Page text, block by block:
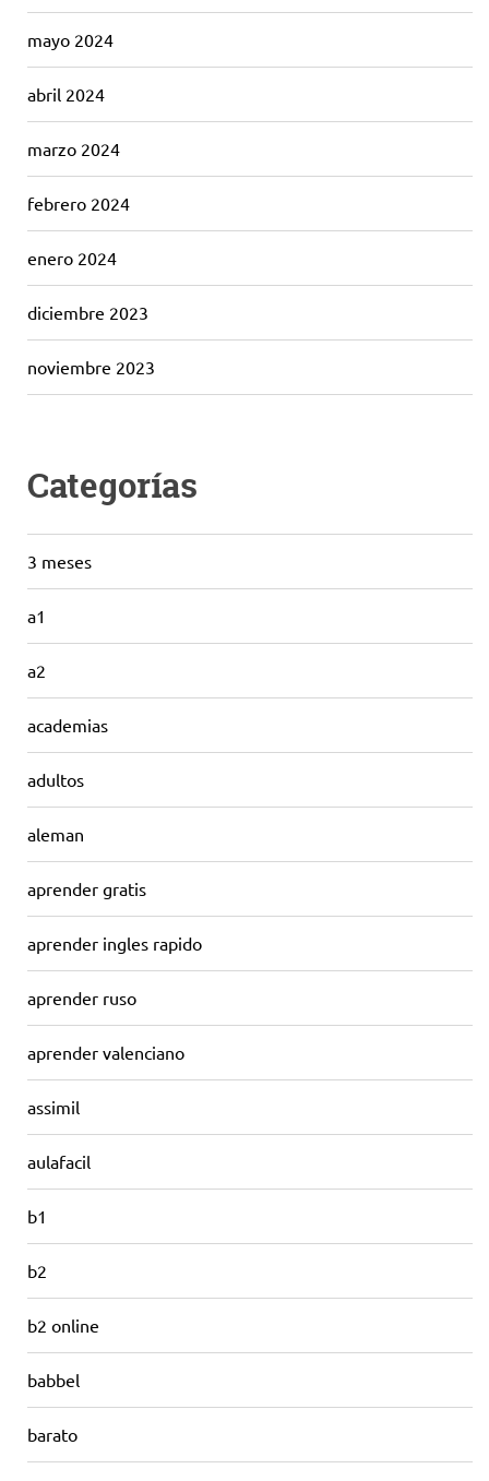
mayo 2024
abril 2024
marzo 2024
febrero 2024
enero 2024
diciembre 2023
noviembre 2023
Categorías
3 meses
a1
a2
academias
adultos
aleman
aprender gratis
aprender ingles rapido
aprender ruso
aprender valenciano
assimil
aulafacil
b1
b2
b2 online
babbel
barato